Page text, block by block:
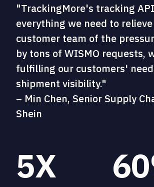
"TrackingMore's tracking
everything we need to
customer team of the
by tons of WISMO requests,
fulfilling our customers'
shipment visibility."
– Min Chen, Senior Supply
Shein
5X